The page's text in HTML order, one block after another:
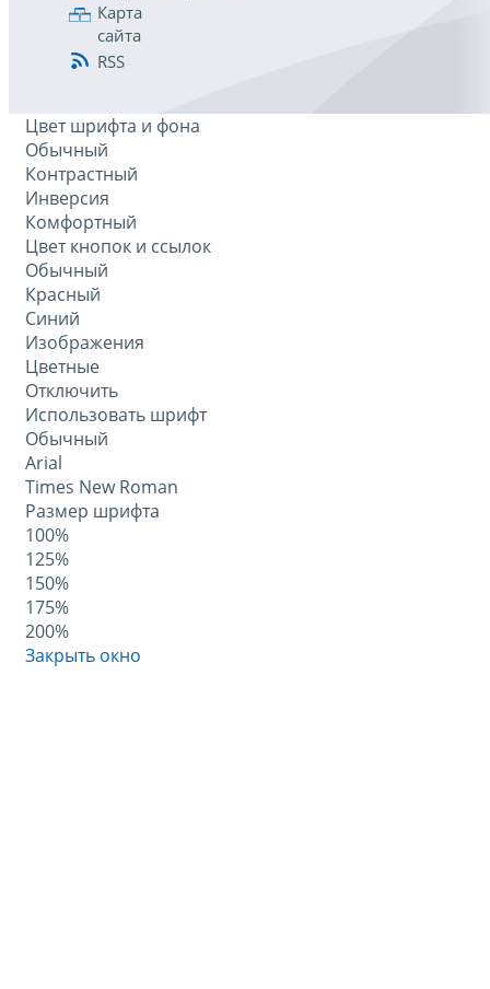
Карта
сайта
RSS
Цвет шрифта и фона
Обычный
Контрастный
Инверсия
Комфортный
Цвет кнопок и ссылок
Обычный
Красный
Синий
Изображения
Цветные
Отключить
Использовать шрифт
Обычный
Arial
Times New Roman
Размер шрифта
100%
125%
150%
175%
200%
Закрыть окно